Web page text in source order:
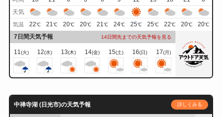
天気
気温 22℃ 21℃ 20℃ 20℃ 21℃ 24℃ 25℃ 25℃ 22℃ 20℃ 20℃
7日間天気予報 14日間先までの天気予報を見る
11(火) 12(水) 13(木) 14(金) 15(土) 16(日) 17(月)
中禅寺湖 (日光市)の天気予報 詳しくみる